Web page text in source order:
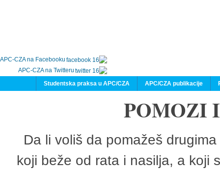
APC-CZA na Facebooku
APC-CZA na Twitteru
APC/CZA publikacije
Studentska praksa u APC/CZA
POMOZI
Da li voliš da pomažeš
koji beže od rata i nasilja, a koji